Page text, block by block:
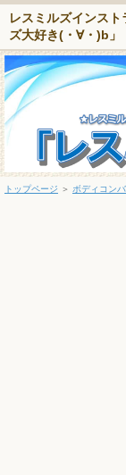
レスミルズインス
ズ大好き(・∀・)b」
トップページ ＞ ボディコン